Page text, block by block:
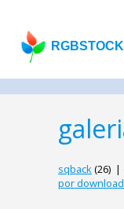
RGBSTOCK
sqback(26) |
por